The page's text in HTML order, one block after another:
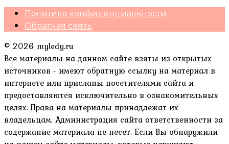
Политика конфиденциальности
Обратная связь
© 2026 myledy.ru
Все материалы на данном сайте взяты из открытых
источников - имеют обратную ссылку на материал в
интернете или присланы посетителями сайта и
предоставляются исключительно в ознакомительных
целях. Права на материалы принадлежат их
владельцам. Администрация сайта ответственности за
содержание материала не несет. Если Вы обнаружили